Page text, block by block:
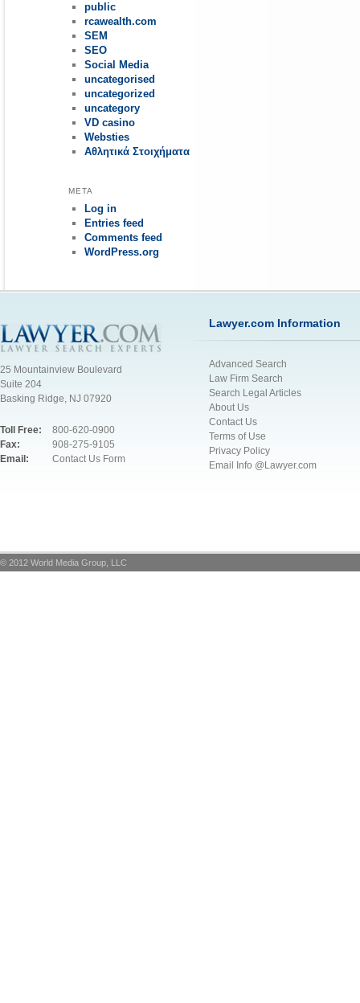
public
rcawealth.com
SEM
SEO
Social Media
uncategorised
uncategorized
uncategory
VD casino
Websties
Αθλητικά Στοιχήματα
META
Log in
Entries feed
Comments feed
WordPress.org
25 Mountainview Boulevard
Suite 204
Basking Ridge, NJ 07920
Toll Free:
Fax:
Email:
800-620-0900
908-275-9105
Contact Us Form
Lawyer.com Information
Advanced Search
Law Firm Search
Search Legal Articles
About Us
Contact Us
Terms of Use
Privacy Policy
Email Info @Lawyer.com
© 2012 World Media Group, LLC